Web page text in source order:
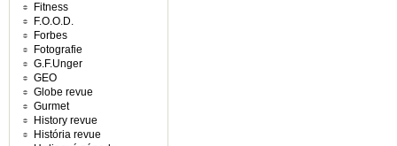
Fitness
F.O.O.D.
Forbes
Fotografie
G.F.Unger
GEO
Globe revue
Gurmet
History revue
História revue